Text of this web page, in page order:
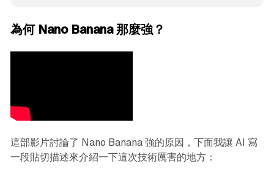
為何 Nano Banana 那麼強？
這部影片討論了 Nano Banana 強的原因，下面我讓 AI 寫
一段貼切描述來介紹一下這次技術厲害的地方：